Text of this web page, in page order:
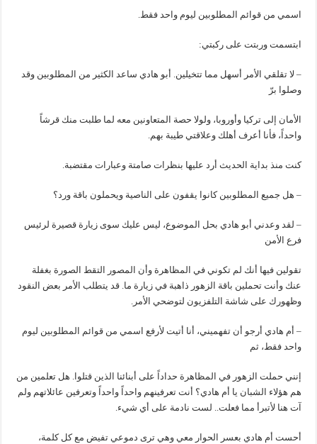
اسمي من قوائم المطلوبين ليوم واحد فقط.
ابتسمت وربتت على ركبتي:
– لا تقلقي الأمر أسهل مما تتخيلين. أبو هادي ساعد الكثير من المطلوبين وقد
وصلوا برّ
الأمان إلى تركيا وأوروبا، ولولا حصة المتعاونين معه لما طلبت منك قرشاً
واحداً، فأنا أعرف أهلك وعلاقتي طيبة بهم.
كنت منذ بداية الحديث أرد عليها بنظرات صامتة وعبارات مقتضبة.
– هل جميع المطلوبين كانوا يقفون على الناصية ويحملون باقة ورد؟
– لقد وعدني أبو هادي بحل الموضوع، ليس عليك سوى زيارة قصيرة لرئيس
فرع الأمن
تقولين فيها أنك لم تكوني في المظاهرة وأن المصور التقط الصورة بغفلة
عنك وأنت تحملين باقة الزهور ذاهبة في زيارة ما. قد يتطلب الأمر بعض النقود
وظهورك على شاشة التلفزيون لتوضحي الأمر.
– أم هادي أرجو أن تفهميني، أنا أتيت لأرفع اسمي من قوائم المطلوبين ليوم
واحد فقط، ثم
إنني حملت الزهور في المظاهرة حداداً على أبنائنا الذين قتلوا. هل تعلمين من
هم هؤلاء الشبان يا أم هادي؟ أنت تعرفينهم واحداً واحداً وتعرفين عائلاتهم ولم
آت هنا لأتبرأ مما فعلت.. لست نادمة على أي شيء.
أحست أم هادي بعسر الحوار معي وهي ترى دموعي تفيض مع كل كلمة،